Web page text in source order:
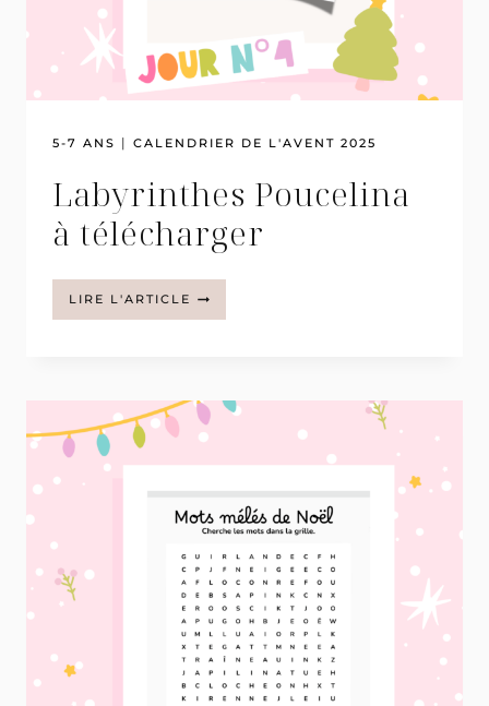
5-7 ANS | CALENDRIER DE L'AVENT 2025
Labyrinthes Poucelina
à télécharger
LIRE L'ARTICLE LABYRINTHES
POUCELINA